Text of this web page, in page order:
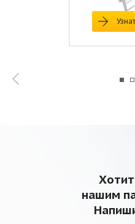
нашим